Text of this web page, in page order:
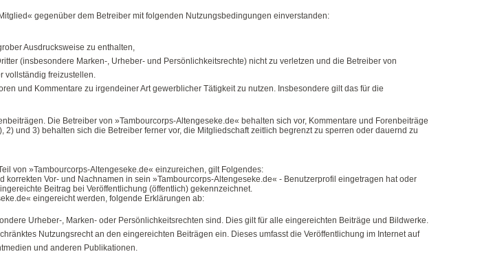
gegenüber dem Betreiber mit folgenden Nutzungsbedingungen einverstanden:
Ausdrucksweise zu enthalten,
(insbesondere Marken-, Urheber- und Persönlichkeitsrechte) nicht zu verletzen und die Betreiber von
vollständig freizustellen.
und Kommentare zu irgendeiner Art gewerblicher Tätigkeit zu nutzen. Insbesondere gilt das für die
Die Betreiber von »Tambourcorps-Altengeseke.de« behalten sich vor, Kommentare und Forenbeiträge
und 3) behalten sich die Betreiber ferner vor, die Mitgliedschaft zeitlich begrenzt zu sperren oder dauernd zu
von »Tambourcorps-Altengeseke.de« einzureichen, gilt Folgendes:
Vor- und Nachnamen in sein »Tambourcorps-Altengeseke.de« - Benutzerprofil eingetragen hat oder
Beitrag bei Veröffentlichung (öffentlich) gekennzeichnet.
eingereicht werden, folgende Erklärungen ab:
Urheber-, Marken- oder Persönlichkeitsrechten sind. Dies gilt für alle eingereichten Beiträge und Bildwerke.
Nutzungsrecht an den eingereichten Beiträgen ein. Dieses umfasst die Veröffentlichung im Internet auf
und anderen Publikationen.